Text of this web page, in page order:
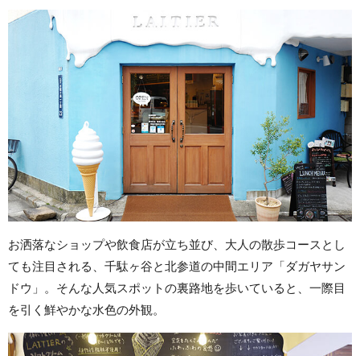
お洒落なショップや飲食店が立ち並び、大人の散歩コースとし
ても注目される、千駄ヶ谷と北参道の中間エリア「ダガヤサン
ドウ」。そんな人気スポットの裏路地を歩いていると、一際目
を引く鮮やかな水色の外観。